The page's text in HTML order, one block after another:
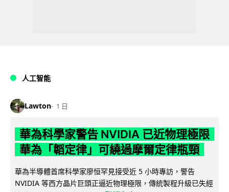
人工智能
Lawton 1 日
華為科學家警告 NVIDIA 已近物理極限
華為「韜定律」可繞過摩爾定律瓶頸
華為半導體首席科學家廖恒罕見接受近 5 小時專訪，警告
NVIDIA 等西方晶片巨頭正逼近物理極限，傳統製程升級已失經